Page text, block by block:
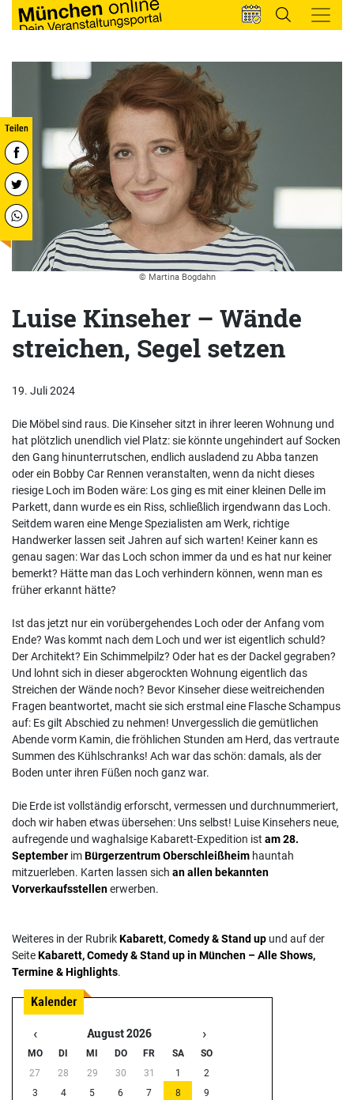
© Martina Bogdahn
Luise Kinseher – Wände
streichen, Segel setzen
19. Juli 2024
Die Möbel sind raus. Die Kinseher sitzt in ihrer leeren Wohnung und
hat plötzlich unendlich viel Platz: sie könnte ungehindert auf Socken
den Gang hinunterrutschen, endlich ausladend zu Abba tanzen
oder ein Bobby Car Rennen veranstalten, wenn da nicht dieses
riesige Loch im Boden wäre: Los ging es mit einer kleinen Delle im
Parkett, dann wurde es ein Riss, schließlich irgendwann das Loch.
Seitdem waren eine Menge Spezialisten am Werk, richtige
Handwerker lassen seit Jahren auf sich warten! Keiner kann es
genau sagen: War das Loch schon immer da und es hat nur keiner
bemerkt? Hätte man das Loch verhindern können, wenn man es
früher erkannt hätte?
Ist das jetzt nur ein vorübergehendes Loch oder der Anfang vom
Ende? Was kommt nach dem Loch und wer ist eigentlich schuld?
Der Architekt? Ein Schimmelpilz? Oder hat es der Dackel gegraben?
Und lohnt sich in dieser abgerockten Wohnung eigentlich das
Streichen der Wände noch? Bevor Kinseher diese weitreichenden
Fragen beantwortet, macht sie sich erstmal eine Flasche Schampus
auf: Es gilt Abschied zu nehmen! Unvergesslich die gemütlichen
Abende vorm Kamin, die fröhlichen Stunden am Herd, das vertraute
Summen des Kühlschranks! Ach war das schön: damals, als der
Boden unter ihren Füßen noch ganz war.
Die Erde ist vollständig erforscht, vermessen und durchnummeriert,
doch wir haben etwas übersehen: Uns selbst! Luise Kinsehers neue,
aufregende und waghalsige Kabarett-Expedition ist am 28.
September imBürgerzentrum Oberschleißheim hauntah
mitzuerleben. Karten lassen sich an allen bekannten
Vorverkaufsstellenerwerben.
Weiteres in der RubrikKabarett, Comedy & Stand up und auf der
SeiteKabarett, Comedy & Stand up in München – Alle Shows,
Termine & Highlights.
‹ August 2026 ›
MO DI MI DO FR SA
SO
27
28 29 30 31 1
2
3
4 5 6 7 8
9